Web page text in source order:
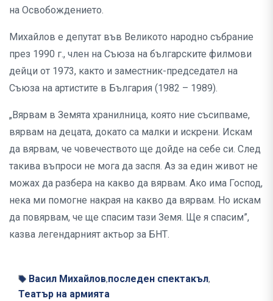
на Освобождението.
Михайлов е депутат във Великото народно събрание
през 1990 г., член на Съюза на българските филмови
дейци от 1973, както и заместник-председател на
Съюза на артистите в България (1982 – 1989).
„Вярвам в Земята хранилница, която ние съсипваме,
вярвам на децата, докато са малки и искрени. Искам
да вярвам, че човечеството ще дойде на себе си. След
такива въпроси не мога да заспя. Аз за един живот не
можах да разбера на какво да вярвам. Ако има Господ,
нека ми помогне накрая на какво да вярвам. Но искам
да повярвам, че ще спасим тази Земя. Ще я спасим”,
казва легендарният актьор за БНТ.
Васил Михайлов,последен спектакъл,
Театър на армията